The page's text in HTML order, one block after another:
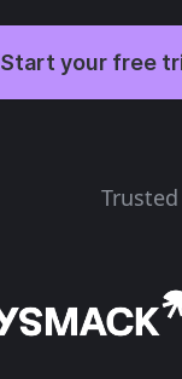
Start your free